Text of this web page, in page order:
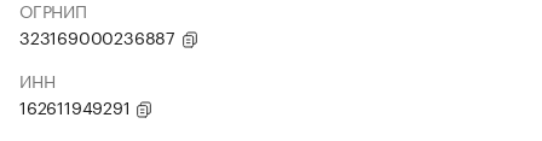
ОГРНИП
323169000236887
ИНН
162611949291